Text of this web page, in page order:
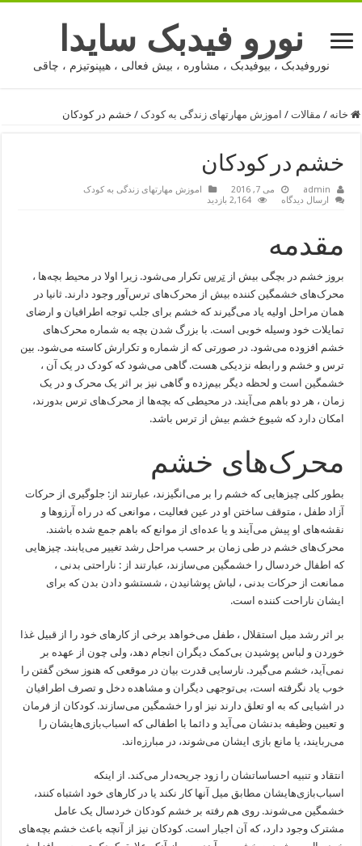
نورو فیدبک سایدا
نوروفیدبک ، بیوفیدبک ، مشاوره ، بیش فعالی ، هیپنوتیزم ، چاقی
خانه / مقالات / اموزش مهارتهای زندگی به کودک / خشم در کودکان
خشم در کودکان
admin می 7, 2016
اموزش مهارتهای زندگی به کودک
ارسال دیدگاه
2,164 بازدید
مقدمه
بروز خشم در بچگی بیش ازترس تکرار می‌شود. زیرا اولا در محیط بچه‌ها ،
محرک‌های خشمگین‌ کننده بیش از محرک‌های ترس‌آور وجود دارند. ثانیا در
همان مراحل اولیه یاد می‌گیرند که خشم برای جلب توجه اطرافیان و ارضای
تمایلات خود وسیله خوبی است. با بزرگ شدن بچه به شماره محرک‌های
خشم افزوده می‌شود. در صورتی که از شماره و تکرارش کاسته می‌شود. بین
ترس و خشم و رابطه نزدیکی هست. گاهی می‌شود که کودک در یک آن ،
خشمگین است و لحظه دیگر بیم‌زده و گاهی نیز بر اثر یک محرک و در یک
زمان ، هر دو باهم می‌آیند. در محیطی که بچه‌ها از محرک‌های ترس بدورند،
امکان دارد که شیوع خشم بیش از ترس باشد.
محرک‌های خشم
بطور کلی چیزهایی که خشم را بر می‌انگیزند، عبارتند از: جلوگیری از حرکات
آزاد طفل ، متوقف ساختن او در عین فعالیت ، موانعی که در راه آرزوها و
نقشه‌های او پیش می‌آیند و یا عده‌ای از موانع که باهم جمع شده باشند.
محرک‌های خشم در طی زمان بر حسب مراحل رشد تغییر می‌یابند. چیزهایی
که اطفال خردسال را خشمگین می‌سازند، عبارتند از : ناراحتی بدنی ،
ممانعت از حرکات بدنی ، لباش پوشانیدن ، شستشو دادن بدن که برای
ایشان ناراحت کننده است.
بر اثر رشد میل استقلال ، طفل می‌خواهد برخی از کارهای خود را از قبیل غذا
خوردن و لباس پوشیدن بی‌کمک دیگران انجام دهد، ولی چون از عهده بر
نمی‌آید، خشم می‌گیرد. نارسایی قدرت بیان در موقعی که هنوز سخن گفتن را
خوب یاد نگرفته است، بی‌توجهی دیگران و مشاهده دخل و تصرف اطرافیان
در اشیایی که به او تعلق دارند نیز او را خشمگین می‌سازند. کودکان از فرمان
و تعیین وظیفه بدنشان می‌آید و دائما با اطفالی که اسباب‌بازی‌هایشان را
می‌ربایند، یا مانع بازی ایشان می‌شوند، در مبارزه‌اند.
انتقاد و تنبیه احساساتشان را زود جریحه‌دار می‌کند. از اینکه
اسباب‌بازی‌هایشان مطابق میل آنها کار نکند یا در کارهای خود اشتباه کنند،
خشمگین می‌شوند. روی هم رفته بر خشم کودکان خردسال یک عامل
مشترک وجود دارد، که آن اجبار است. کودکان نیز از آنچه باعث خشم بچه‌های